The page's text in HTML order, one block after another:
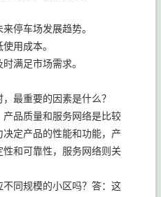
停车场发展趋势。
用成本。
满足市场需求。
最重要的因素是什么？
品质量和服务网络是比较
定产品的性能和功能，产
和可靠性，服务网络则关
同规模的小区吗？答：这